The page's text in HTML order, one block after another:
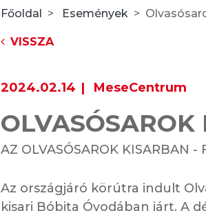
Főoldal Események
VISSZA
2024.02.14 MeseCentrum
OLVASÓSAROK
AZ OLVASÓSAROK KISARBAN -
Az országjáró körútra indult
kisari Bóbita Óvodában járt. A